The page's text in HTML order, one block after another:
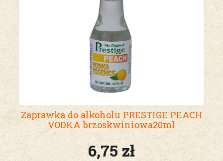
Zaprawka do alkoholu PRESTIGE PEACH
VODKA brzoskwiniowa20ml
6,75 zł